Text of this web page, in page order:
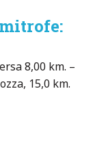
8,00 km. –
15,0 km.